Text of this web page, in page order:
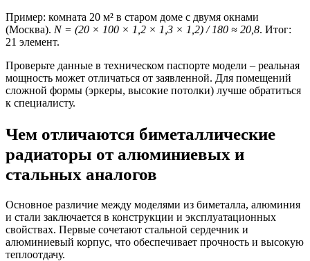
Пример: комната 20 м² в старом доме с двумя окнами
(Москва). N = (20 × 100 × 1,2 × 1,3 × 1,2) / 180 ≈ 20,8. Итог:
21 элемент.
Проверьте данные в техническом паспорте модели – реальная
мощность может отличаться от заявленной. Для помещений
сложной формы (эркеры, высокие потолки) лучше обратиться
к специалисту.
Чем отличаются биметаллические
радиаторы от алюминиевых и
стальных аналогов
Основное различие между моделями из биметалла, алюминия
и стали заключается в конструкции и эксплуатационных
свойствах. Первые сочетают стальной сердечник и
алюминиевый корпус, что обеспечивает прочность и высокую
теплоотдачу.